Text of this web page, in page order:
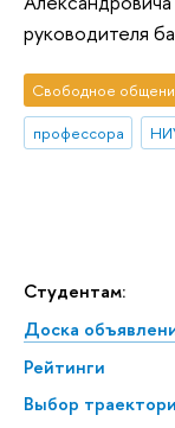
Студентам:
Доска
Рейтинги
Выбор
руководителя
Свободное
профессора